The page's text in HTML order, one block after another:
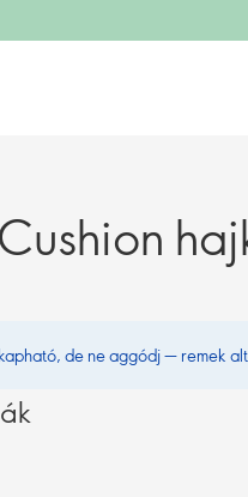
de ne aggódj — remek